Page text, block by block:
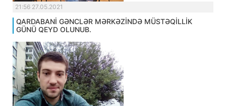
21:56 27.05.2021
QARDABANİ GƏNCLƏR MƏRKƏZİNDƏ MÜSTƏQİLLİK
GÜNÜ QEYD OLUNUB.